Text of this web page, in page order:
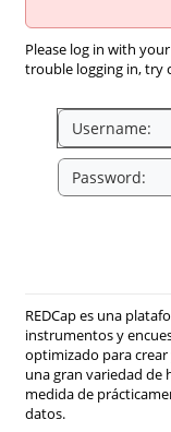
Please log in with
trouble logging in, try
Username:
Password:
REDCap es una
instrumentos y
optimizado para
una gran variedad de
medida de
datos.